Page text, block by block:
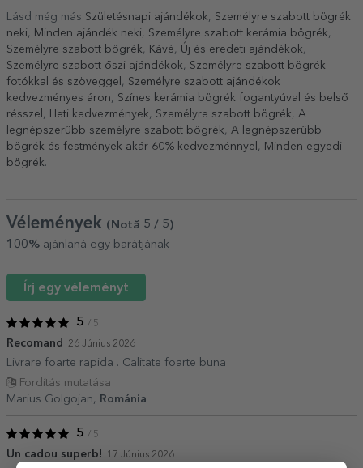
Lásd még más Születésnapi ajándékok, Személyre szabott bögrék
neki, Minden ajándék neki, Személyre szabott kerámia bögrék,
Személyre szabott bögrék, Kávé, Új és eredeti ajándékok,
Személyre szabott őszi ajándékok, Személyre szabott bögrék
fotókkal és szöveggel , Személyre szabott ajándékok
kedvezményes áron, Színes kerámia bögrék fogantyúval és belső
résszel , Heti kedvezmények, Személyre szabott bögrék, A
legnépszerűbb személyre szabott bögrék, A legnépszerűbb
bögrék és festmények akár 60% kedvezménnyel , Minden egyedi
bögrék.
Vélemények (Notă 5 / 5 )
100% ajánlaná egy barátjának
Írj egy véleményt
5 / 5
Recomand 26 Június 2026
Livrare foarte rapida . Calitate foarte buna
Fordítás mutatása
Marius Golgojan,
Románia
5 / 5
Un cadou superb! 17 Június 2026